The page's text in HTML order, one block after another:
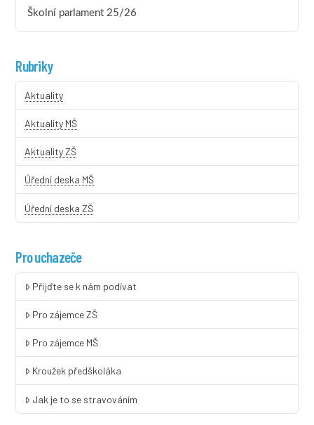
Školní parlament 25/26
Rubriky
Aktuality
Aktuality MŠ
Aktuality ZŠ
Úřední deska MŠ
Úřední deska ZŠ
Pro uchazeče
Přijďte se k nám podívat
Pro zájemce ZŠ
Pro zájemce MŠ
Kroužek předškoláka
Jak je to se stravováním